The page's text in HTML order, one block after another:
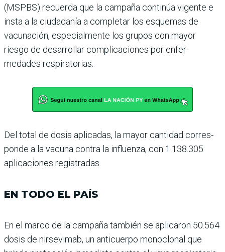
(MSPBS) recuerda que la campaña continúa vigente e
insta a la ciudadanía a com­pletar los esquemas de
vacuna­ción, especialmente los grupos con mayor
riesgo de desarro­llar complicaciones por enfer­
medades respiratorias.
Del total de dosis aplicadas, la mayor cantidad corres­
ponde a la vacuna contra la influenza, con 1.138.305
apli­caciones registradas.
EN TODO EL PAÍS
En el marco de la campaña también se aplicaron 50.564
dosis de nirsevimab, un anticuerpo monoclonal que